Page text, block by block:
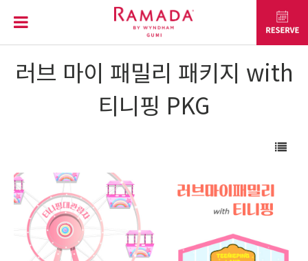
러브 마이 패밀리 패키지 with
티니핑 PKG